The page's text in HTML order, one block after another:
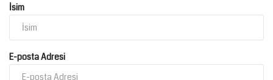
İsim
E-posta Adresi